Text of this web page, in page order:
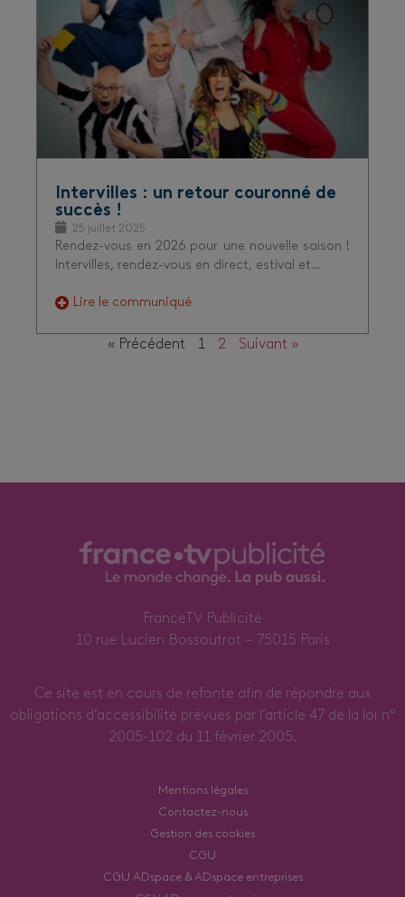
Intervilles : un retour couronné de
succès !
25 juillet 2025
Rendez-vous en 2026 pour une nouvelle saison !
Intervilles, rendez-vous en direct, estival et…
Lire le communiqué
« Précédent 1 2 Suivant »
FranceTV Publicité
10 rue Lucien Bossoutrot – 75015 Paris
Ce site est en cours de refonte afin de répondre aux
obligations d’accessibilité prévues par l’article 47 de la loi n°
2005-102 du 11 février 2005.
Mentions légales
Contactez-nous
Gestion des cookies
CGU
CGU ADspace & ADspace entreprises